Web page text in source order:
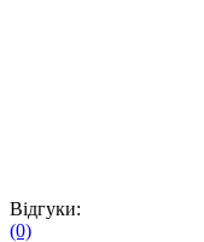
Відгуки:
(0)